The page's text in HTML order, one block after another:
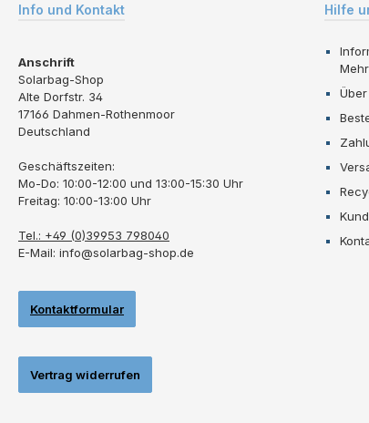
Info und Kontakt
Anschrift
Solarbag-Shop
Alte Dorfstr. 34
17166 Dahmen-Rothenmoor
Deutschland
Geschäftszeiten:
Mo-Do: 10:00-12:00 und 13:00-15:30 Uhr
Freitag: 10:00-13:00 Uhr
Tel.: +49 (0)39953 798040
E-Mail: info@solarbag-shop.de
Kontaktformular
Vertrag widerrufen
Hilfe